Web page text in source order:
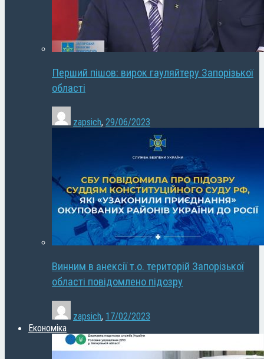
Перший пішов: вирок гауляйтеру Запорізької
області
zapsich, 29/06/2023
Винним в анексії т.о. територій Запорізької
області повідомлено підозру
zapsich, 17/02/2023
Економіка